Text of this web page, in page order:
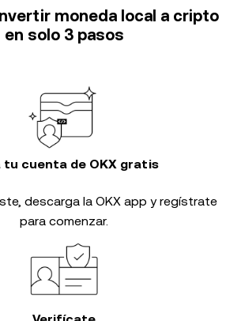
moneda local a cripto
en solo 3 pasos
tu cuenta de OKX gratis
descarga la OKX app y regístrate
para comenzar.